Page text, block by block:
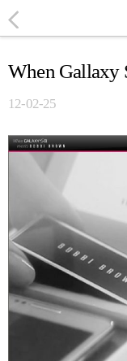
When Gallaxy
12-02-25